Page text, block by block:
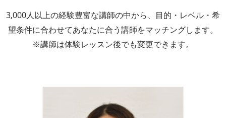
3,000人以上の経験豊富な講師の中から、目的・レベル・希
望条件に合わせてあなたに合う講師をマッチングします。
※講師は体験レッスン後でも変更できます。